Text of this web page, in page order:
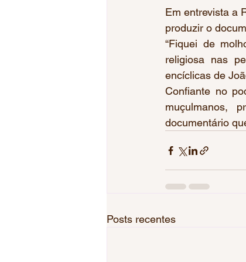
Em entrevista a
produzir o
“Fiquei de
religiosa nas
encíclicas de
Confiante no
muçulmanos,
documentário
Posts recentes